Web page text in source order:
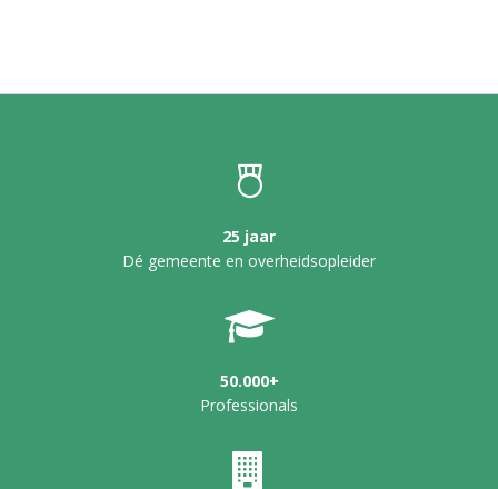
25 jaar
Dé gemeente en overheidsopleider
50.000+
Professionals